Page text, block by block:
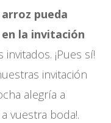
pueda
la invitación
¡Pues sí!
invitación
alegría a
vuestra boda!.